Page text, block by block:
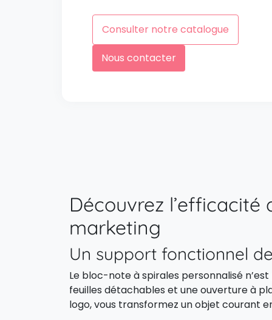
Consulter notre catalogue
Nous contacter
Découvrez
marketing
Un support fonctionnel
Le bloc-note à spirales personnalisé
feuilles détachables et une ouverture à
logo, vous transformez un objet courant